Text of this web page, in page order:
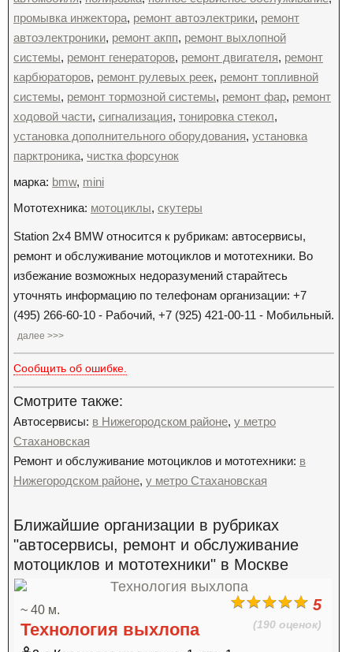
промывка инжектора, ремонт автоэлектрики, ремонт
автоэлектроники, ремонт акпп, ремонт выхлопной
системы, ремонт генераторов, ремонт двигателя, ремонт
карбюраторов, ремонт рулевых реек, ремонт топливной
системы, ремонт тормозной системы, ремонт фар, ремонт
ходовой части, сигнализация, тонировка стекол,
установка дополнительного оборудования, установка
парктроника, чистка форсунок
марка: bmw, mini
Мототехника: мотоциклы, скутеры
Station 2x4 BMW относится к рубрикам: автосервисы,
ремонт и обслуживание мотоциклов и мототехники. Во
избежание возможных недоразумений старайтесь
уточнять информацию по телефонам организации: +7
(495) 266-60-10 - Рабочий, +7 (925) 421-00-11 - Мобильный.
далее >>>
Сообщить об ошибке.
Смотрите также:
Автосервисы: в Нижегородском районе, у метро
Стахановская
Ремонт и обслуживание мотоциклов и мототехники: в
Нижегородском районе, у метро Стахановская
Ближайшие организации в рубриках
"автосервисы, ремонт и обслуживание
мотоциклов и мототехники" в Москве
5
(190 оценок)
~ 40 м.
Технология выхлопа